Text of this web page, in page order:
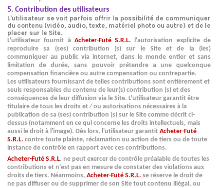
5. Contribution des utilisateurs
L'utilisateur se voit parfois offrir la possibilité de communiquer
du contenu (vidéo, audio, texte, matériel photo ou autre) et de le
placer sur le Site.
L'utilisateur fournit à Acheter-Futé S.R.L.
l'autorisation explicite de
reproduire sa (ses) contribution (s) sur le Site et de la (les)
communiquer au public via internet, dans le monde entier et sans
limitation de durée, sans pouvoir prétendre a une quelconque
compensation financière ou autre compensation ou contrepartie.
Les utilisateurs fournissant de telles contributions sont entièrement et
seuls responsables du contenu de leur(s) contribution (s) et des
conséquences de leur diffusion via le Site. L'utilisateur garantit être
titulaire de tous les droits et ⁄ ou autorisations nécessaires à la
publication de sa (ses) contribution (s) sur le Site comme décrit ci-
dessus (notamment en ce qui concerne les droits intellectuels, mais
aussi le droit à l'image). Dès lors, l'utilisateur garantit Acheter-Futé
S.R.L. contre toute plainte, réclamation ou action de tiers ou de toute
instance de contrôle en rapport avec ces contributions.
Acheter-Futé S.R.L. ne peut exercer de contrôle préalable de toutes les
contributions et n'est pas en mesure de constater des violations aux
droits de tiers. Néanmoins, Acheter-Futé S.R.L. se réserve le droit de
ne pas diffuser ou de supprimer de son Site tout contenu illégal, ou